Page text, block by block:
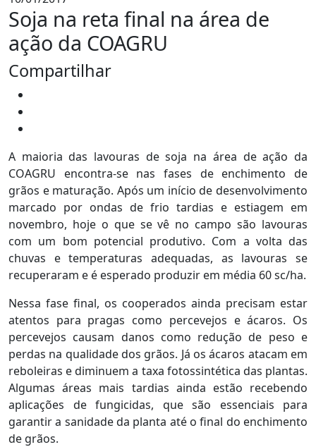
Soja na reta final na área de
ação da COAGRU
Compartilhar
A maioria das lavouras de soja na área de ação da
COAGRU encontra-se nas fases de enchimento de
grãos e maturação. Após um início de desenvolvimento
marcado por ondas de frio tardias e estiagem em
novembro, hoje o que se vê no campo são lavouras
com um bom potencial produtivo. Com a volta das
chuvas e temperaturas adequadas, as lavouras se
recuperaram e é esperado produzir em média 60 sc/ha.
Nessa fase final, os cooperados ainda precisam estar
atentos para pragas como percevejos e ácaros. Os
percevejos causam danos como redução de peso e
perdas na qualidade dos grãos. Já os ácaros atacam em
reboleiras e diminuem a taxa fotossintética das plantas.
Algumas áreas mais tardias ainda estão recebendo
aplicações de fungicidas, que são essenciais para
garantir a sanidade da planta até o final do enchimento
de grãos.